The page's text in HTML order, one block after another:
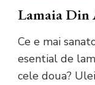
Lamaia Din
Ce e mai
esential de
cele doua?